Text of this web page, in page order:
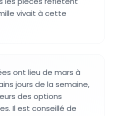
vivait à cette
ont lieu de mars à
jours de la semaine,
des options
Il est conseillé de